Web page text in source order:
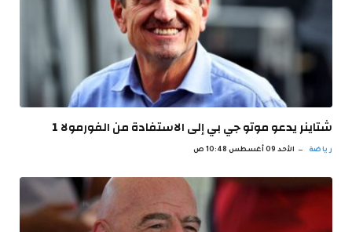
شتاينر يدعو موتو جي بي إلى الاستفادة من الفورمولا 1
رياضة الأحد 09 أغسطس 10:48 ص